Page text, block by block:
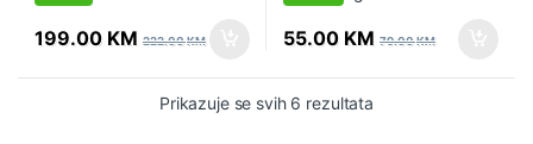
199.00 KM 222.00KM 55.00 KM 79.00KM
Prikazuje se svih 6 rezultata